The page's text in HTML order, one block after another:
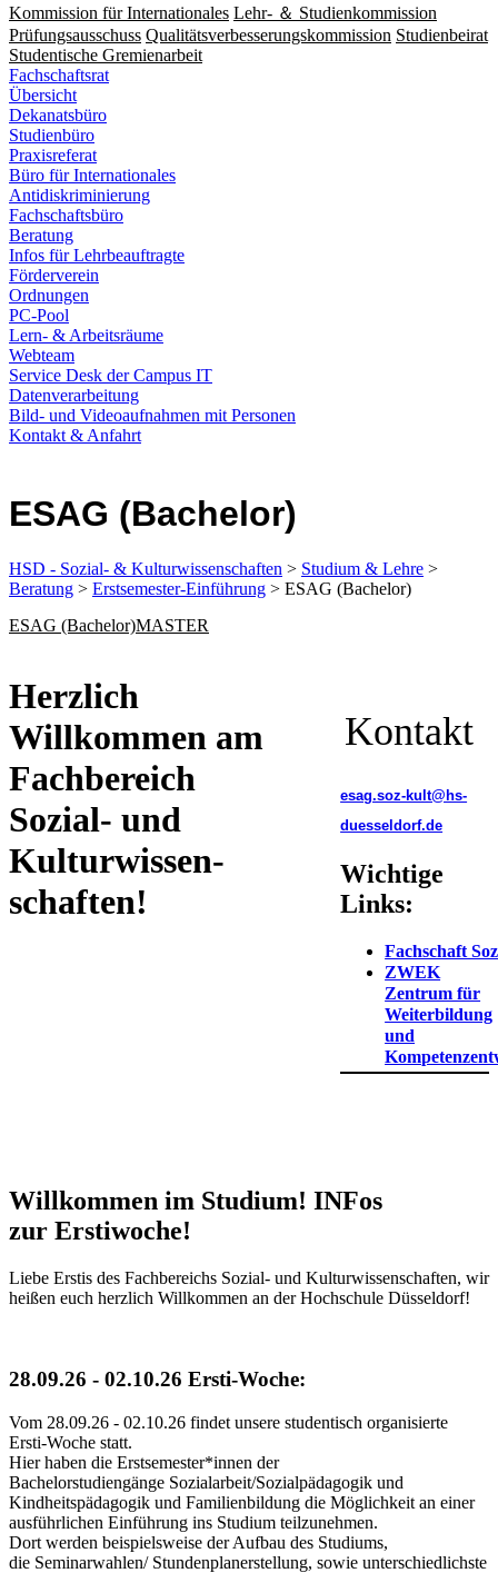
Kommission für Internationales Lehr- ＆ Studienkommission
Prüfungsausschuss Qualitätsverbesserungskommission Studienbeirat
Studentische Gremienarbeit
Fachschaftsrat
Übersicht
Dekanatsbüro
Studienbüro
Praxisreferat
Büro für Internationales
Antidiskriminierung
Fachschaftsbüro
Beratung
Infos für Lehrbeauftragte
Förderverein
Ordnungen
PC-Pool
Lern- & Arbeitsräume
Webteam
Service Desk der Campus IT
Datenverarbeitung
Bild- und Videoaufnahmen mit Personen
Kontakt & Anfahrt
ESAG (Bachelor)
HSD - Sozial- & Kulturwissenschaften > Studium & Lehre >
Beratung > Erstsemester-Einführung > ESAG (Bachelor)
ESAG (Bachelor)MASTER
​​​​​​​​​​​​​​​​​​​Herzlich
Willkommen am
Fachbereich
Sozial- und
Kulturwissen-
schaften!
Kontakt
esag.soz-kult@hs-
duesseldorf.de
Wichtige
Links:
Fachschaft
ZWEK
Zentrum für
Weiterbildung
und
Willkommen im Studium!​ INFos
zur Erstiwoche!
Liebe Erstis des Fachbereichs Sozial- und Kulturwissenschaften, wir
heißen euch herzlich Willkommen an der Hochschule Düsseldorf!
28.09.26 - 02.10.26 Ersti-Woche: ​
Vom 28.09.26 - 02.10.26 findet unsere studentisch organisierte
Ersti-Woche statt.
Hier haben die Erstsemester*innen der
Bachelorstudiengänge Sozialarbeit/Sozialpädagogik und
Kindheitspädagogik und Familienbildung die Möglichkeit an einer
ausführlichen Einführung ins Studium teilzunehmen.
Dort werden beispielsweise der Aufbau des Studiums,
die Seminarwahlen/ Stundenplanerstellung, sowie unterschiedlichste